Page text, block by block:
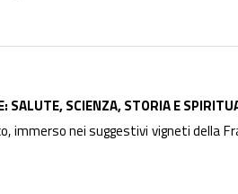
SALUTE, SCIENZA, STORIA E
immerso nei suggestivi vigneti della